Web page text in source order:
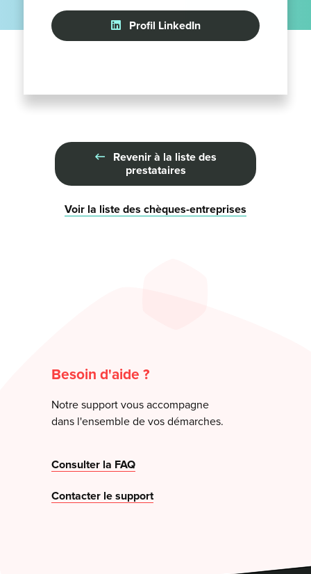
Profil LinkedIn
Revenir à la liste des
prestataires
Voir la liste des chèques-entreprises
Besoin d'aide ?
Notre support vous accompagne
dans l'ensemble de vos démarches.
Consulter la FAQ
Contacter le support